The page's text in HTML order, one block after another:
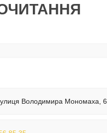
Володимира Мономаха, 6